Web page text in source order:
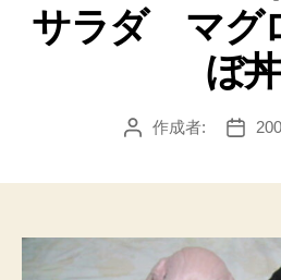
ー
サラダ マグ
ぼ丼
投
作成者:
投